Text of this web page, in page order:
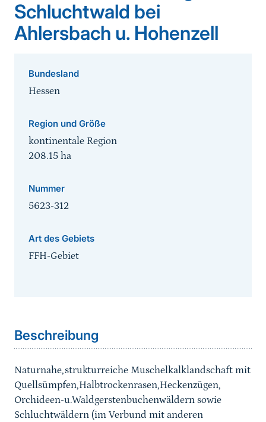
Schluchtwald bei
Ahlersbach u. Hohenzell
Bundesland
Hessen
Region und Größe
kontinentale Region
208.15 ha
Nummer
5623-312
Art des Gebiets
FFH-Gebiet
Beschreibung
Naturnahe,strukturreiche Muschelkalklandschaft mit
Quellsümpfen,Halbtrockenrasen,Heckenzügen,
Orchideen-u.Waldgerstenbuchenwäldern sowie
Schluchtwäldern (im Verbund mit anderen